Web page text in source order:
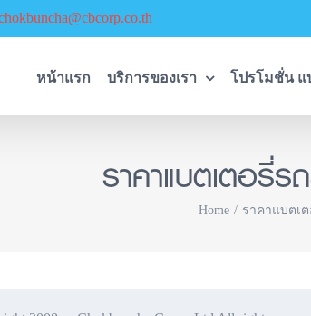
หน้าแรก บริการของเรา โปรโมชั่น แ
ราคาแบตเตอรี่
Home ราคาแบตเ